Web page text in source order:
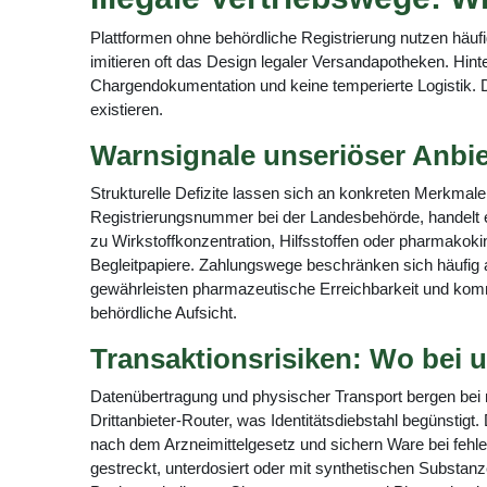
Plattformen ohne behördliche Registrierung nutzen
imitieren oft das Design legaler Versandapotheken.
Chargendokumentation und keine temperierte
existieren.
Warnsignale unseriöser
Strukturelle Defizite lassen sich an konkreten
Registrierungsnummer bei der Landesbehörde,
zu Wirkstoffkonzentration, Hilfsstoffen oder
Begleitpapiere. Zahlungswege beschränken sich
gewährleisten pharmazeutische Erreichbarkeit und
behördliche Aufsicht.
Transaktionsrisiken: Wo bei
Datenübertragung und physischer Transport bergen
Drittanbieter-Router, was Identitätsdiebstahl
nach dem Arzneimittelgesetz und sichern Ware bei
gestreckt, unterdosiert oder mit synthetischen